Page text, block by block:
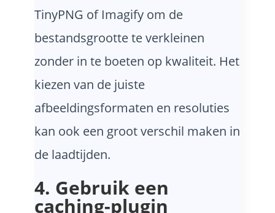
TinyPNG of Imagify om de
bestandsgrootte te verkleinen
zonder in te boeten op kwaliteit. Het
kiezen van de juiste
afbeeldingsformaten en resoluties
kan ook een groot verschil maken in
de laadtijden.
4. Gebruik een
caching-plugin